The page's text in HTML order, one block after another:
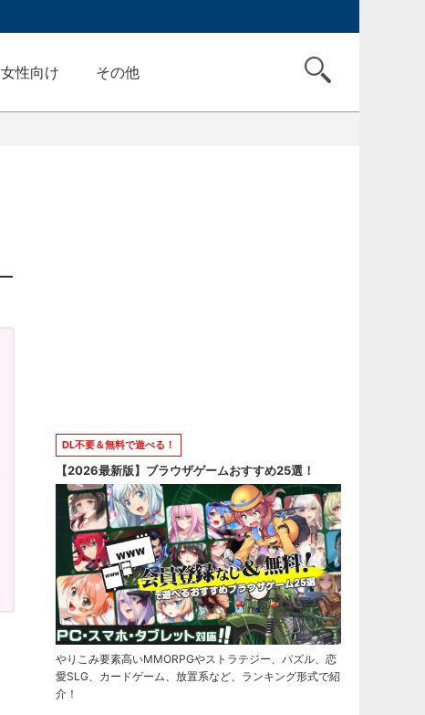
女性向け その他
DL不要＆無料で遊べる！
【2026最新版】ブラウザゲームおすすめ25選！
やりこみ要素高いMMORPGやストラテジー、パズル、恋
愛SLG、カードゲーム、放置系など、ランキング形式で紹
介！